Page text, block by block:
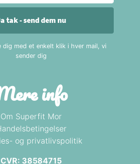
info
Om Superfit Mor
og privatlivspolitik
CVR: 38584715
tak - send dem nu
dig med et enkelt klik i hver mail, vi
sender dig